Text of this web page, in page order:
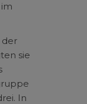
der
sie
In